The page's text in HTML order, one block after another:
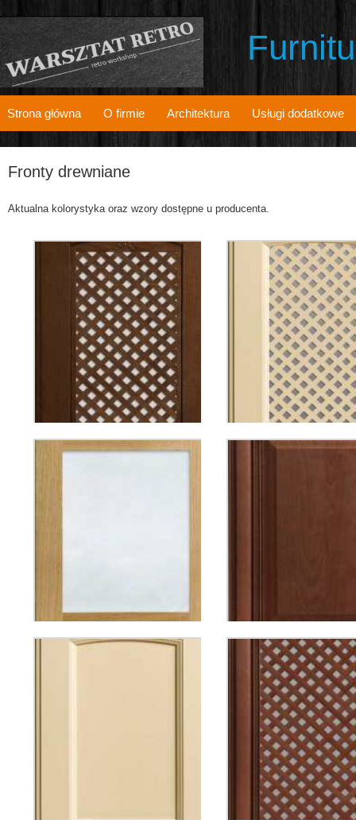
Strona główna O firmie Architektura Usługi dodatkowe
Fronty drewniane
Aktualna kolorystyka oraz wzory dostępne u producenta.